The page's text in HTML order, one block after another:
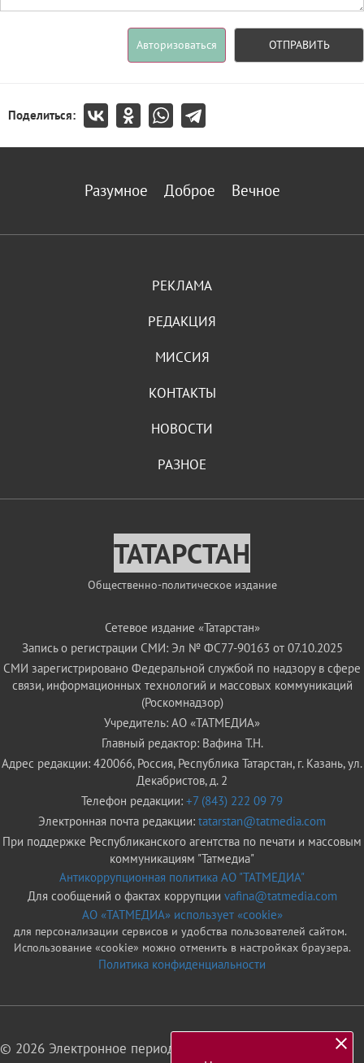
Авторизоваться ОТПРАВИТЬ
Поделиться:
Разумное Доброе Вечное
РЕКЛАМА
РЕДАКЦИЯ
МИССИЯ
КОНТАКТЫ
НОВОСТИ
РАЗНОЕ
ТАТАРСТАН
Общественно-политическое издание
Сетевое издание «Татарстан»
Запись о регистрации СМИ: Эл № ФС77-90163 от 07.10.2025
СМИ зарегистрировано Федеральной службой по надзору в сфере
связи, информационных технологий и массовых коммуникаций
(Роскомнадзор)
Учредитель: АО «ТАТМЕДИА»
Главный редактор: Вафина Т.Н.
Адрес редакции: 420066, Россия, Республика Татарстан, г. Казань, ул.
Декабристов, д. 2
Телефон редакции: +7 (843) 222 09 79
Электронная почта редакции: tatarstan@tatmedia.com
При поддержке Республиканского агентства по печати и массовым
коммуникациям "Татмедиа"
Антикоррупционная политика АО "ТАТМЕДИА"
Для сообщений о фактах коррупции vafina@tatmedia.com
АО «ТАТМЕДИА» использует «cookie»
для персонализации сервисов и удобства пользователей сайтом.
Использование «cookie» можно отменить в настройках браузера.
Политика конфиденциальности
© 2026 Электронное периодическое издание «Татарстан»